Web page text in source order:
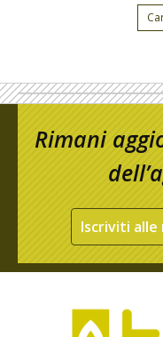
Rimani
Iscriviti